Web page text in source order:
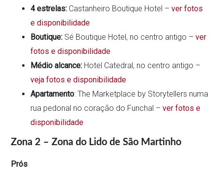
4 estrelas: Castanheiro Boutique Hotel –ver fotos
e disponibilidade
Boutique: Sé Boutique Hotel, no centro antigo –ver
fotos e disponibilidade
Médio alcance: Hotel Catedral, no centro antigo –
veja fotos e disponibilidade
Apartamento: The Marketplace by Storytellers numa
rua pedonal no coração do Funchal –ver fotos e
disponibilidade
Zona 2 – Zona do Lido de São Martinho
Prós